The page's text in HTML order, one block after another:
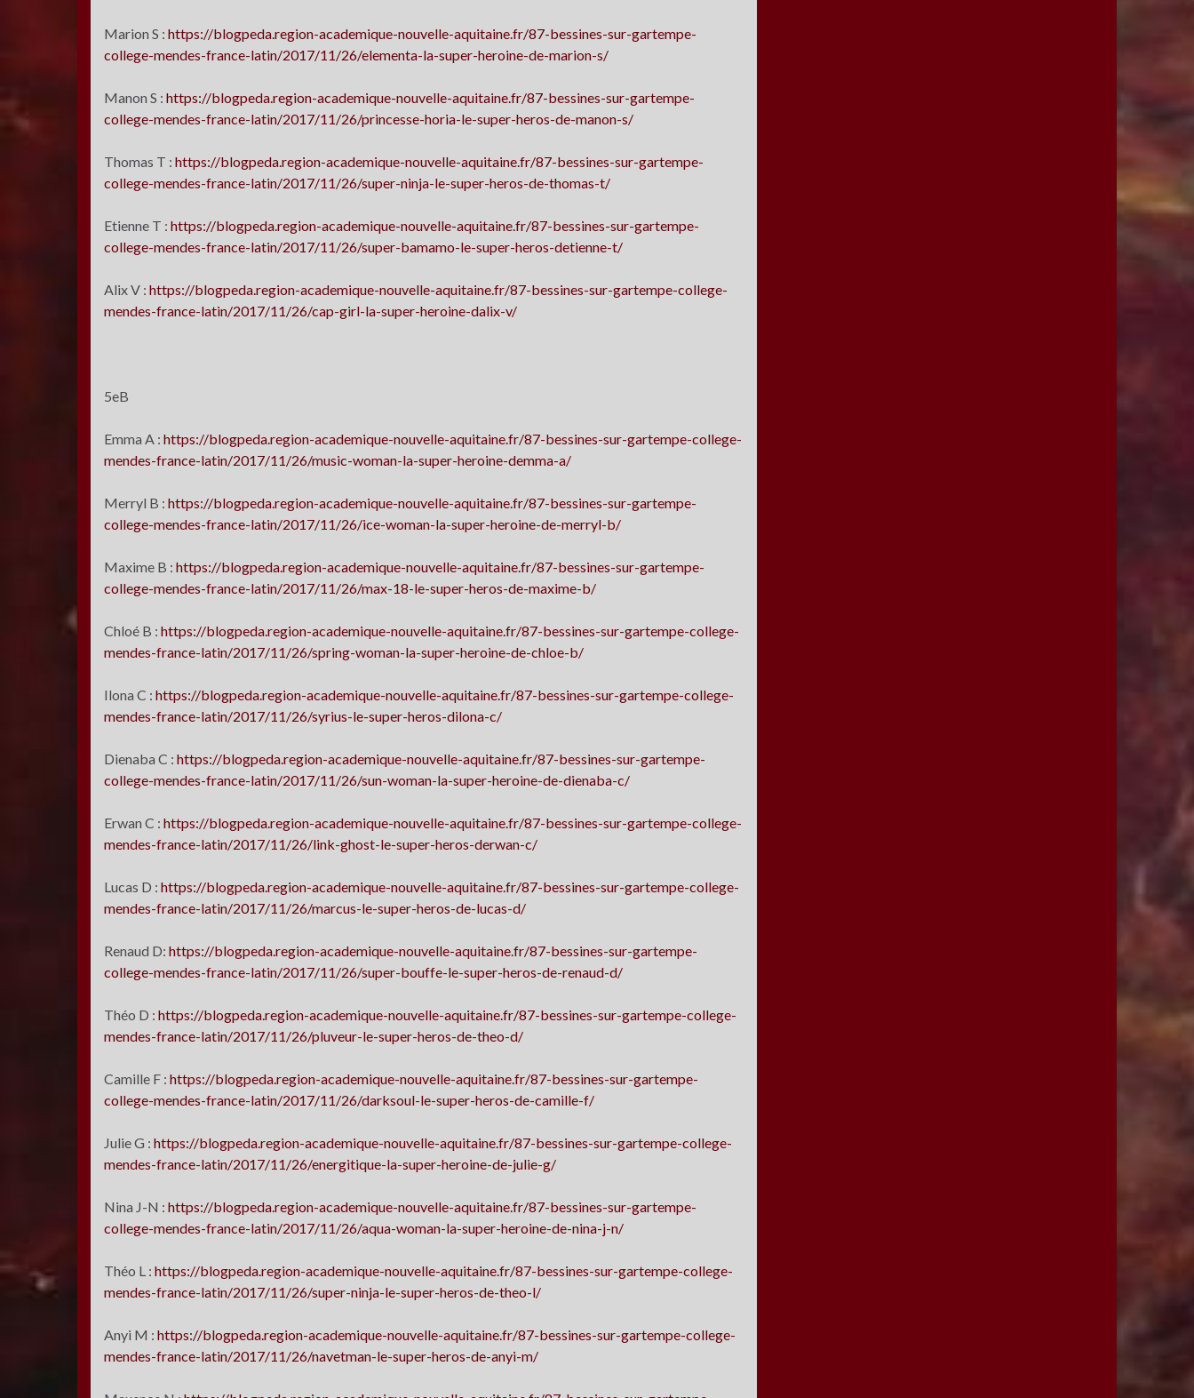
Marion S : https://blogpeda.region-academique-nouvelle-aquitaine.fr/87-bessines-sur-gartempe-
college-mendes-france-latin/2017/11/26/elementa-la-super-heroine-de-marion-s/
Manon S : https://blogpeda.region-academique-nouvelle-aquitaine.fr/87-bessines-sur-gartempe-
college-mendes-france-latin/2017/11/26/princesse-horia-le-super-heros-de-manon-s/
Thomas T : https://blogpeda.region-academique-nouvelle-aquitaine.fr/87-bessines-sur-gartempe-
college-mendes-france-latin/2017/11/26/super-ninja-le-super-heros-de-thomas-t/
Etienne T : https://blogpeda.region-academique-nouvelle-aquitaine.fr/87-bessines-sur-gartempe-
college-mendes-france-latin/2017/11/26/super-bamamo-le-super-heros-detienne-t/
Alix V : https://blogpeda.region-academique-nouvelle-aquitaine.fr/87-bessines-sur-gartempe-college-
mendes-france-latin/2017/11/26/cap-girl-la-super-heroine-dalix-v/
5eB
Emma A : https://blogpeda.region-academique-nouvelle-aquitaine.fr/87-bessines-sur-gartempe-college-
mendes-france-latin/2017/11/26/music-woman-la-super-heroine-demma-a/
Merryl B : https://blogpeda.region-academique-nouvelle-aquitaine.fr/87-bessines-sur-gartempe-
college-mendes-france-latin/2017/11/26/ice-woman-la-super-heroine-de-merryl-b/
Maxime B : https://blogpeda.region-academique-nouvelle-aquitaine.fr/87-bessines-sur-gartempe-
college-mendes-france-latin/2017/11/26/max-18-le-super-heros-de-maxime-b/
Chloé B : https://blogpeda.region-academique-nouvelle-aquitaine.fr/87-bessines-sur-gartempe-college-
mendes-france-latin/2017/11/26/spring-woman-la-super-heroine-de-chloe-b/
Ilona C : https://blogpeda.region-academique-nouvelle-aquitaine.fr/87-bessines-sur-gartempe-college-
mendes-france-latin/2017/11/26/syrius-le-super-heros-dilona-c/
Dienaba C : https://blogpeda.region-academique-nouvelle-aquitaine.fr/87-bessines-sur-gartempe-
college-mendes-france-latin/2017/11/26/sun-woman-la-super-heroine-de-dienaba-c/
Erwan C : https://blogpeda.region-academique-nouvelle-aquitaine.fr/87-bessines-sur-gartempe-college-
mendes-france-latin/2017/11/26/link-ghost-le-super-heros-derwan-c/
Lucas D : https://blogpeda.region-academique-nouvelle-aquitaine.fr/87-bessines-sur-gartempe-college-
mendes-france-latin/2017/11/26/marcus-le-super-heros-de-lucas-d/
Renaud D: https://blogpeda.region-academique-nouvelle-aquitaine.fr/87-bessines-sur-gartempe-
college-mendes-france-latin/2017/11/26/super-bouffe-le-super-heros-de-renaud-d/
Théo D : https://blogpeda.region-academique-nouvelle-aquitaine.fr/87-bessines-sur-gartempe-college-
mendes-france-latin/2017/11/26/pluveur-le-super-heros-de-theo-d/
Camille F : https://blogpeda.region-academique-nouvelle-aquitaine.fr/87-bessines-sur-gartempe-
college-mendes-france-latin/2017/11/26/darksoul-le-super-heros-de-camille-f/
Julie G : https://blogpeda.region-academique-nouvelle-aquitaine.fr/87-bessines-sur-gartempe-college-
mendes-france-latin/2017/11/26/energitique-la-super-heroine-de-julie-g/
Nina J-N : https://blogpeda.region-academique-nouvelle-aquitaine.fr/87-bessines-sur-gartempe-
college-mendes-france-latin/2017/11/26/aqua-woman-la-super-heroine-de-nina-j-n/
Théo L : https://blogpeda.region-academique-nouvelle-aquitaine.fr/87-bessines-sur-gartempe-college-
mendes-france-latin/2017/11/26/super-ninja-le-super-heros-de-theo-l/
Anyi M : https://blogpeda.region-academique-nouvelle-aquitaine.fr/87-bessines-sur-gartempe-college-
mendes-france-latin/2017/11/26/navetman-le-super-heros-de-anyi-m/